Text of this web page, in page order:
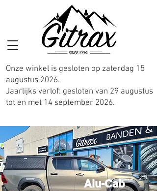
Onze winkel is gesloten op zaterdag 15
augustus 2026.
Jaarlijks verlof: gesloten van 29 augustus
tot en met 14 september 2026.
Alu-Cab